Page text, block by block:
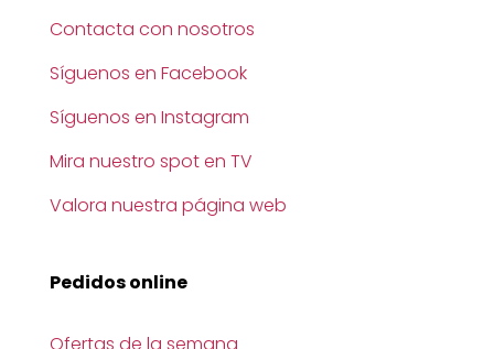
Contacta con nosotros
Síguenos en Facebook
Síguenos en Instagram
Mira nuestro spot en TV
Valora nuestra página web
Pedidos online